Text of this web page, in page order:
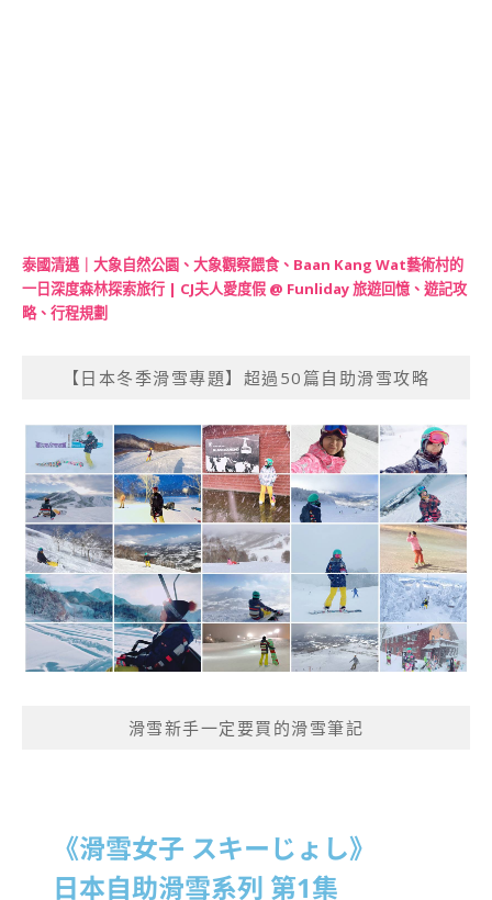
泰國清邁｜大象自然公園、大象觀察餵食、Baan Kang Wat藝術村的
一日深度森林探索旅行 | CJ夫人愛度假 @ Funliday 旅遊回憶、遊記攻
略、行程規劃
【日本冬季滑雪專題】超過50篇自助滑雪攻略
滑雪新手一定要買的滑雪筆記